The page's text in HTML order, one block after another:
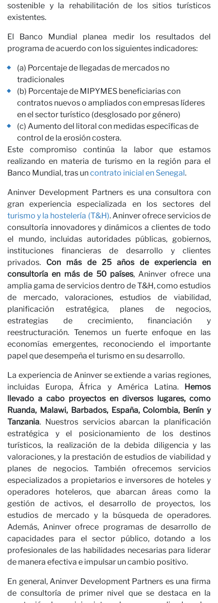
con
sostenible y la rehabilitación de los sitios turísticos
existentes.
El Banco Mundial planea medir los resultados del
programa de acuerdo con los siguientes indicadores:
(a) Porcentaje de llegadas de mercados no
tradicionales
(b) Porcentaje de MIPYMES beneficiarias con
contratos nuevos o ampliados con empresas líderes
en el sector turístico (desglosado por género)
(c) Aumento del litoral con medidas específicas de
control de la erosión costera.
Este compromiso continúa la labor que estamos
realizando en materia de turismo en la región para el
Banco Mundial, tras uncontrato inicial en Senegal.
Aninver Development Partners es una consultora con
gran experiencia especializada en los sectores del
turismo y la hostelería (T&H). Aninver ofrece servicios de
consultoría innovadores y dinámicos a clientes de todo
el mundo, incluidas autoridades públicas, gobiernos,
instituciones financieras de desarrollo y clientes
privados. Con más de 25 años de experiencia en
consultoría en más de 50 países, Aninver ofrece una
amplia gama de servicios dentro de T&H, como estudios
de mercado, valoraciones, estudios de viabilidad,
planificación estratégica, planes de negocios,
estrategias de crecimiento, financiación y
reestructuración. Tenemos un fuerte enfoque en las
economías emergentes, reconociendo el importante
papel que desempeña el turismo en su desarrollo.
La experiencia de Aninver se extiende a varias regiones,
incluidas Europa, África y América Latina. Hemos
llevado a cabo proyectos en diversos lugares, como
Ruanda, Malawi, Barbados, España, Colombia, Benín y
Tanzania. Nuestros servicios abarcan la planificación
estratégica y el posicionamiento de los destinos
turísticos, la realización de la debida diligencia y las
valoraciones, y la prestación de estudios de viabilidad y
planes de negocios. También ofrecemos servicios
especializados a propietarios e inversores de hoteles y
operadores hoteleros, que abarcan áreas como la
gestión de activos, el desarrollo de proyectos, los
estudios de mercado y la búsqueda de operadores.
Además, Aninver ofrece programas de desarrollo de
capacidades para el sector público, dotando a los
profesionales de las habilidades necesarias para liderar
de manera efectiva e impulsar un cambio positivo.
En general, Aninver Development Partners es una firma
de consultoría de primer nivel que se destaca en la